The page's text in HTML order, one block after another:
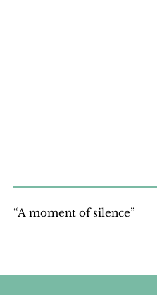
“A moment of silence”